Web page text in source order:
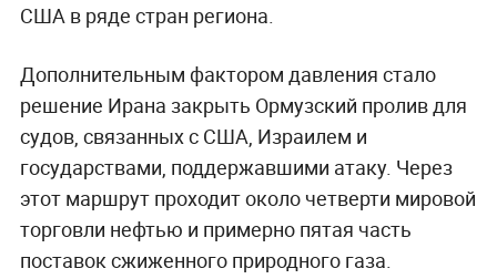
США в ряде стран региона.
Дополнительным фактором давления стало
решение Ирана закрыть Ормузский пролив для
судов, связанных с США, Израилем и
государствами, поддержавшими атаку. Через
этот маршрут проходит около четверти мировой
торговли нефтью и примерно пятая часть
поставок сжиженного природного газа.